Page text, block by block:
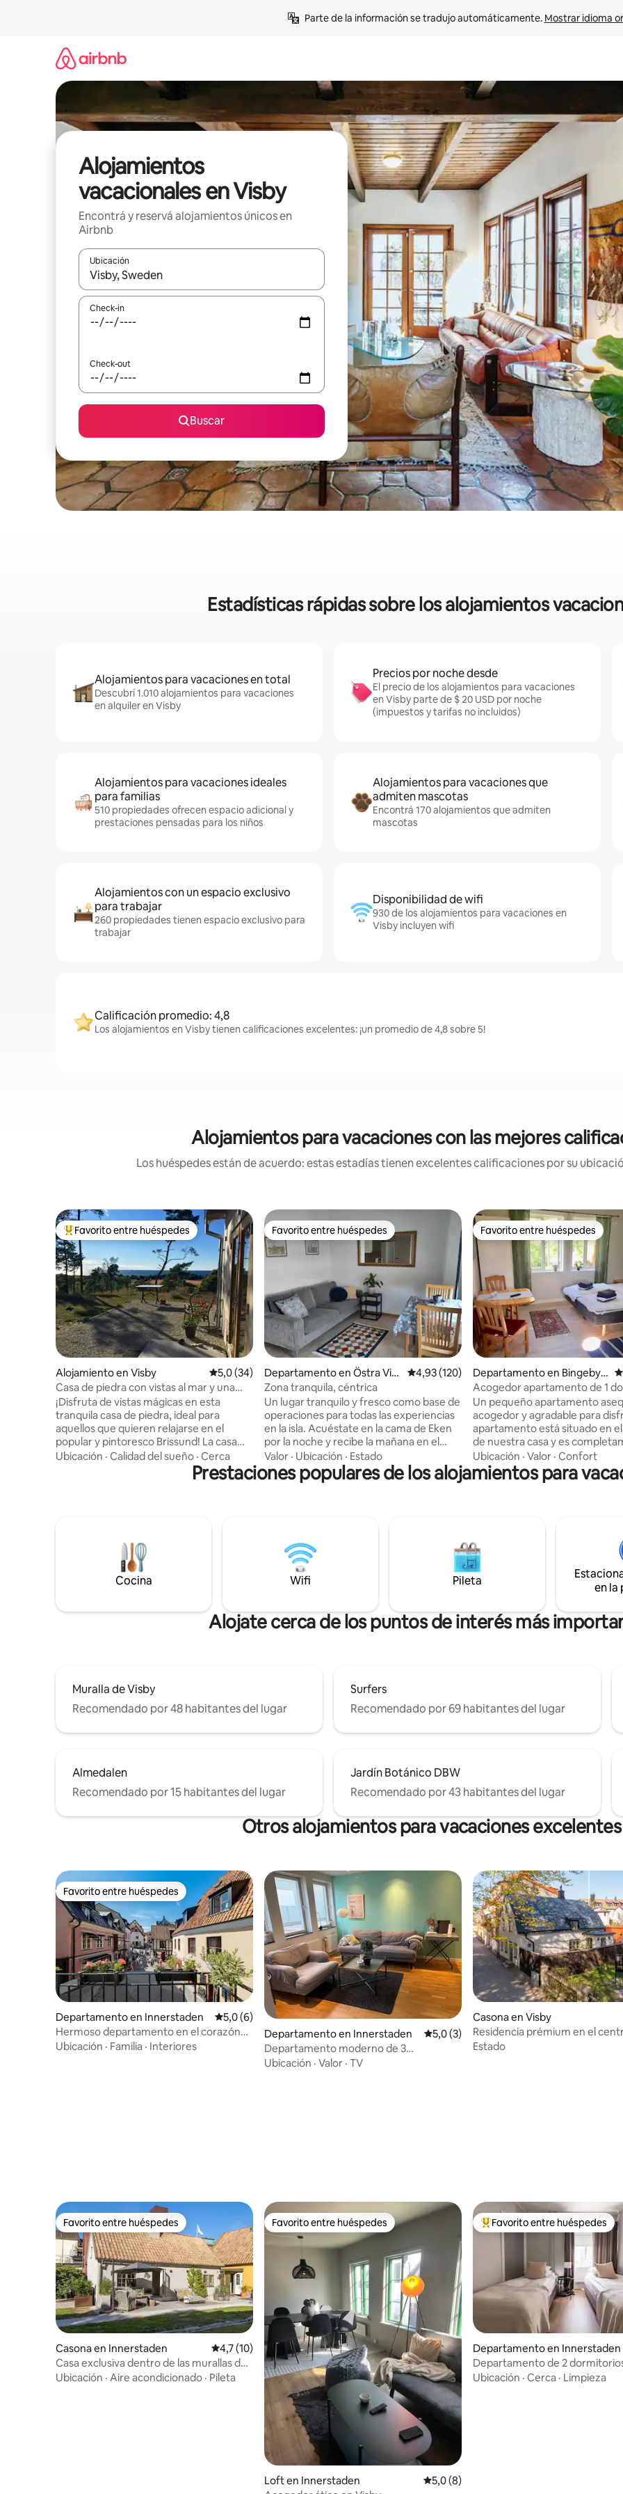
Parte de la información se tradujo automáticamente. Mostrar idioma
Alojamientos
vacacionales en Visby
Encontrá y reservá alojamientos únicos en
Airbnb
Ubicación
Cuando los resultados estén disponibles, navegá con las teclas de flecha hacia arriba y hacia abajo o explorá deslizando
Check-in
Check-out
Buscar
Estadísticas rápidas sobre los alojamientos
Alojamientos para vacaciones en total
Descubrí 1.010 alojamientos para vacaciones
en alquiler en Visby
Precios por noche desde
El precio de los alojamientos para vacaciones
en Visby parte de $ 20 USD por noche
(impuestos y tarifas no incluidos)
Alojamientos para vacaciones ideales
para familias
510 propiedades ofrecen espacio adicional y
prestaciones pensadas para los niños
Alojamientos para vacaciones que
admiten mascotas
Encontrá 170 alojamientos que admiten
mascotas
Alojamientos con un espacio exclusivo
para trabajar
260 propiedades tienen espacio exclusivo para
trabajar
Disponibilidad de wifi
930 de los alojamientos para vacaciones en
Visby incluyen wifi
Calificación promedio: 4,8
Los alojamientos en Visby tienen calificaciones excelentes: ¡un promedio de 4,8 sobre 5!
Alojamientos para vacaciones con las mejores
Los huéspedes están de acuerdo: estas estadías tienen excelentes calificaciones por su
Favorito entre los huéspedes más destacados
Favorito entre huéspedes
Alojamiento en Visby Calificación promedio: 5,0 de 5. 34 evaluaciones
5,0 (34)
Casa de piedra con vistas al mar y una
puesta de sol mágica
¡Disfruta de vistas mágicas en esta
tranquila casa de piedra, ideal para
aquellos que quieren relajarse en el
popular y pintoresco Brissund! La casa
tiene 45 metros cuadrados de espacio
habitable, está equipada para que los
huéspedes puedan prepararse sus
barbacoa, tumbonas y camas para tomar
el sol. A 5 km del aeropuerto y del campo
de golf, a 3 km de la panadería Själsö, a
300 metros del popular
tienda y conciertos con grandes artistas,
a 200 metros de la playa de arena y de la
Ubicación · Calidad del sueño · Cerca
Favorito entre huéspedes
Favorito entre huéspedes
Departamento en Östra Vis
by
Calificación promedio: 4,93 de 5. 120
4,93 (120)
Zona tranquila, céntrica
Un lugar tranquilo y fresco como base de
operaciones para todas las experiencias
en la isla. Acuéstate en la cama de Eken
por la noche y recibe la mañana en el
patio. El estacionamiento está incluido y
el auto puede permanecer estacionado,
ya que los placeres y las experiencias de
departamento y vas a la playa a traer tu
propia toalla de baño. La limpieza no está
incluida, pero se puede contratar. Si son
más de dos, por favor pregunten
Valor · Ubicación · Estado
Favorito entre huéspedes
Favorito entre huéspedes
Departamento en Bingeby-
Österby
Acogedor apartamento de 1
con cocina, en el centro de
Un pequeño apartamento
acogedor y agradable para
apartamento está situado en
de nuestra casa y es
independiente, con entrada
cocina y aseo/ducha. Está
con dos camas, zona de
otros electrodomésticos
el hogar. Ropa de cama y toallas
Plancha y secador de pelo
Wifi gratuito. El alojamiento es
fumadores. Paneles solares
sostenible.
Ubicación · Valor · Confort
Prestaciones populares de los alojamientos para
Cocina Wifi Pileta
en la
Alojate cerca de los puntos de interés más
Muralla de Visby
Recomendado por 48 habitantes del lugar
Surfers
Recomendado por 69 habitantes del lugar
Almedalen
Recomendado por 15 habitantes del lugar
Jardín Botánico DBW
Recomendado por 43 habitantes del lugar
Otros alojamientos para vacaciones
Favorito entre huéspedes
Favorito entre huéspedes
Departamento en Innerstaden Calificación promedio: 5,0 de 5. 6 evaluaciones
5,0 (6)
Hermoso departamento en el corazón
de Visby
Ubicación · Familia · Interiores
Departamento en Innerstaden Calificación promedio: 5,0 de 5. 3
5,0 (3)
Departamento moderno de 3
dormitorios con patio
Ubicación · Valor · TV
Casona en Visby
Residencia prémium en el
histórico de la ciudad
Estado
Favorito entre huéspedes
Favorito entre huéspedes
Casona en Innerstaden Calificación promedio: 4,7 de 5. 10 evaluaciones
4,7 (10)
Casa exclusiva dentro de las murallas de
la ciudad de Visby
Ubicación · Aire acondicionado · Pileta
Favorito entre huéspedes
Favorito entre huéspedes
Loft en Innerstaden Calificación promedio: 5,0 de 5. 8
5,0 (8)
Favorito entre los huéspedes
Favorito entre huéspedes
Departamento en Innerstaden
Departamento de 2
recientemente renovado en la
Ubicación · Cerca · Limpieza